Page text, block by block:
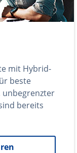
mit Hybrid-
beste
unbegrenzter
bereits